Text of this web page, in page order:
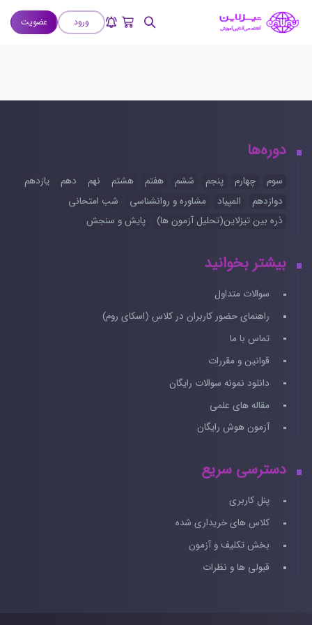
ورود عضویت
دوره‌ها
سوم چهارم پنجم ششم هفتم هشتم نهم دهم
یازدهم
دوازدهم
المپیاد مشاوره و روانشناسی
شب امتحانی
ذره بین تیزلاین(تحلیل آزمون ها)
پایش و سنجش
بیشتر بخوانید
سوالات متداول
راهنمای حضور کاربران در کلاس (اسکای روم)
تماس با ما
قوانین و مقررات
دانلود نمونه سوالات رایگان
مقاله های علمی
آزمون هوش رایگان
دسترسی سریع
پنل کاربری
کلاس های خریداری شده
بخش تکلیف و آزمون
قبولی ها و نظرات